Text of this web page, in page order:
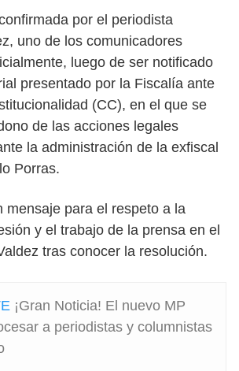
por el periodista
uno de los comunicadores
luego de ser notificado
presentado por la Fiscalía ante
(CC), en el que se
de las acciones legales
la administración de la exfiscal
Porras.
mensaje para el respeto a la
y el trabajo de la prensa en el
tras conocer la resolución.
¡Gran Noticia! El nuevo MP
a periodistas y columnistas